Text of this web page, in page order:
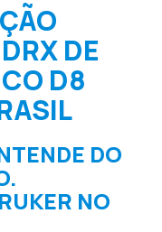
DE
D8
DO
NO